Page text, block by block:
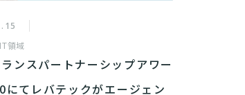
IT領域
ンスパートナーシップアワー
にてレバテックがエージェン